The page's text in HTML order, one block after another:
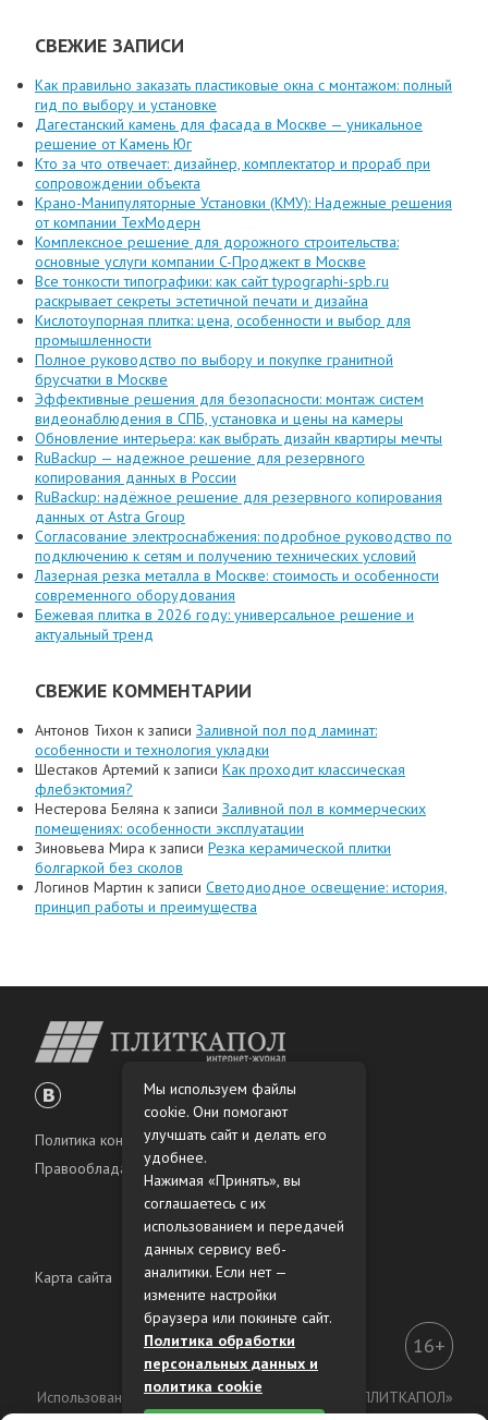
СВЕЖИЕ ЗАПИСИ
Как правильно заказать пластиковые окна с монтажом: полный
гид по выбору и установке
Дагестанский камень для фасада в Москве — уникальное
решение от Камень Юг
Кто за что отвечает: дизайнер, комплектатор и прораб при
сопровождении объекта
Крано-Манипуляторные Установки (КМУ): Надежные решения
от компании ТехМодерн
Комплексное решение для дорожного строительства:
основные услуги компании C-Проджект в Москве
Все тонкости типографики: как сайт typographi-spb.ru
раскрывает секреты эстетичной печати и дизайна
Кислотоупорная плитка: цена, особенности и выбор для
промышленности
Полное руководство по выбору и покупке гранитной
брусчатки в Москве
Эффективные решения для безопасности: монтаж систем
видеонаблюдения в СПБ, установка и цены на камеры
Обновление интерьера: как выбрать дизайн квартиры мечты
RuBackup — надежное решение для резервного
копирования данных в России
RuBackup: надёжное решение для резервного копирования
данных от Astra Group
Согласование электроснабжения: подробное руководство по
подключению к сетям и получению технических условий
Лазерная резка металла в Москве: стоимость и особенности
современного оборудования
Бежевая плитка в 2026 году: универсальное решение и
актуальный тренд
СВЕЖИЕ КОММЕНТАРИИ
Антонов Тихон к записи Заливной пол под ламинат:
особенности и технология укладки
Шестаков Артемий к записи Как проходит классическая
флебэктомия?
Нестерова Беляна к записи Заливной пол в коммерческих
помещениях: особенности эксплуатации
Зиновьева Мира к записи Резка керамической плитки
болгаркой без сколов
Логинов Мартин к записи Светодиодное освещение: история,
принцип работы и преимущества
Политика конфиденциальности
Правообладателям
Карта сайта
16+
Использование материалов интернет-журнала «ПЛИТКАПОЛ»
Мы используем файлы
cookie. Они помогают
улучшать сайт и делать его
удобнее.
Нажимая «Принять», вы
соглашаетесь с их
использованием и передачей
данных сервису веб-
аналитики. Если нет —
измените настройки
браузера или покиньте сайт.
Политика обработки
персональных данных и
политика cookie